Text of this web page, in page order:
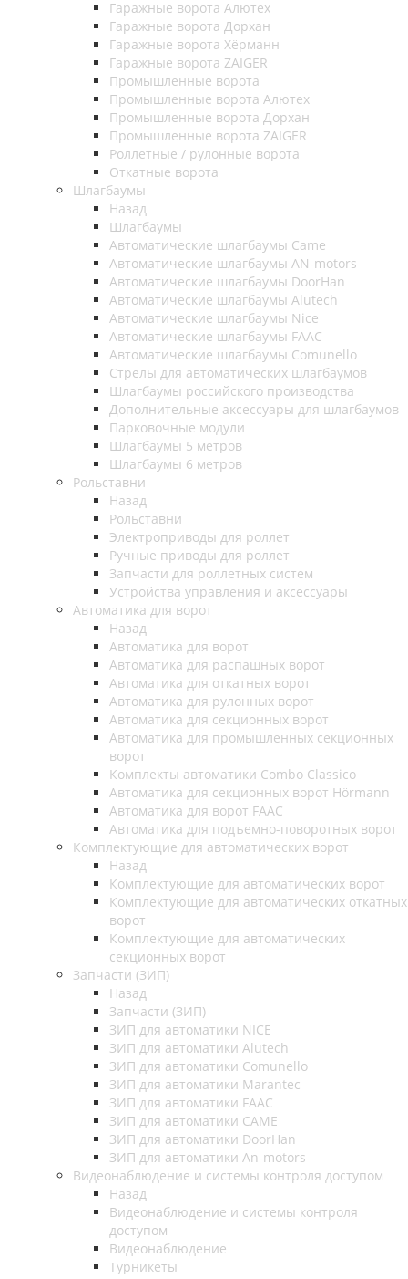
Гаражные ворота Алютех
Гаражные ворота Дорхан
Гаражные ворота Хёрманн
Гаражные ворота ZAIGER
Промышленные ворота
Промышленные ворота Алютех
Промышленные ворота Дорхан
Промышленные ворота ZAIGER
Роллетные / рулонные ворота
Откатные ворота
Шлагбаумы
Назад
Шлагбаумы
Автоматические шлагбаумы Came
Автоматические шлагбаумы AN-motors
Автоматические шлагбаумы DoorHan
Автоматические шлагбаумы Alutech
Автоматические шлагбаумы Nice
Автоматические шлагбаумы FAAC
Автоматические шлагбаумы Comunello
Стрелы для автоматических шлагбаумов
Шлагбаумы российского производства
Дополнительные аксессуары для шлагбаумов
Парковочные модули
Шлагбаумы 5 метров
Шлагбаумы 6 метров
Рольставни
Назад
Рольставни
Электроприводы для роллет
Ручные приводы для роллет
Запчасти для роллетных систем
Устройства управления и аксессуары
Автоматика для ворот
Назад
Автоматика для ворот
Автоматика для распашных ворот
Автоматика для откатных ворот
Автоматика для рулонных ворот
Автоматика для секционных ворот
Автоматика для промышленных секционных
ворот
Комплекты автоматики Combo Classico
Автоматика для секционных ворот Hörmann
Автоматика для ворот FAAC
Автоматика для подъемно-поворотных ворот
Комплектующие для автоматических ворот
Назад
Комплектующие для автоматических ворот
Комплектующие для автоматических откатных
ворот
Комплектующие для автоматических
секционных ворот
Запчасти (ЗИП)
Назад
Запчасти (ЗИП)
ЗИП для автоматики NICE
ЗИП для автоматики Alutech
ЗИП для автоматики Comunello
ЗИП для автоматики Marantec
ЗИП для автоматики FAAC
ЗИП для автоматики CAME
ЗИП для автоматики DoorHan
ЗИП для автоматики An-motors
Видеонаблюдение и системы контроля доступом
Назад
Видеонаблюдение и системы контроля
доступом
Видеонаблюдение
Турникеты